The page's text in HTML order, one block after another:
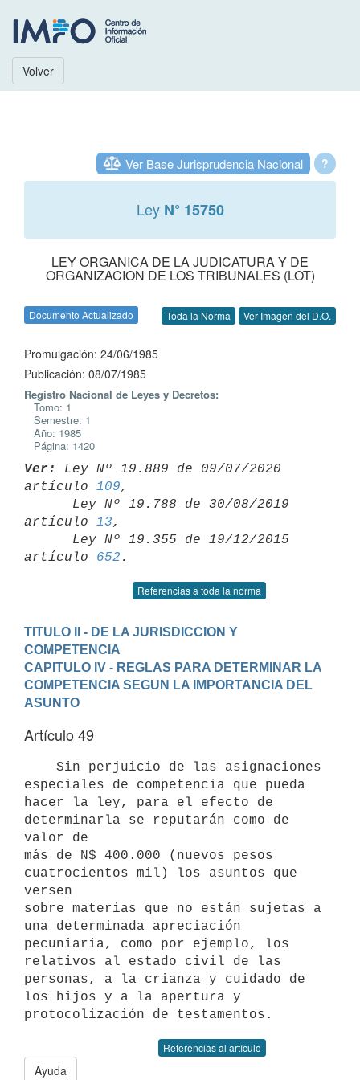
Volver
?
Ver Base Jurisprudencia Nacional
Ley N° 15750
LEY ORGANICA DE LA JUDICATURA Y DE
ORGANIZACION DE LOS TRIBUNALES (LOT)
Documento Actualizado Toda la Norma Ver Imagen del D.O.
Promulgación: 24/06/1985
Publicación: 08/07/1985
Registro Nacional de Leyes y Decretos:
Tomo: 1
Semestre: 1
Año: 1985
Página: 1420
Ver:
Ley Nº 19.889 de 09/07/2020
artículo 109,
artículo 13,
artículo 652
Referencias a toda la norma
TITULO II - DE LA JURISDICCION Y
COMPETENCIA
CAPITULO IV - REGLAS PARA DETERMINAR LA
COMPETENCIA SEGUN LA IMPORTANCIA DEL
ASUNTO
Artículo 49
especiales de competencia que pueda
hacer la ley, para el efecto de
determinarla se reputarán como de
valor de
más de N$ 400.000 (nuevos pesos
cuatrocientos mil) los asuntos que
versen
sobre materias que no están sujetas a
una determinada apreciación
pecuniaria, como por ejemplo, los
relativos al estado civil de las
personas, a la crianza y cuidado de
los hijos y a la apertura y
Referencias al artículo
Ayuda